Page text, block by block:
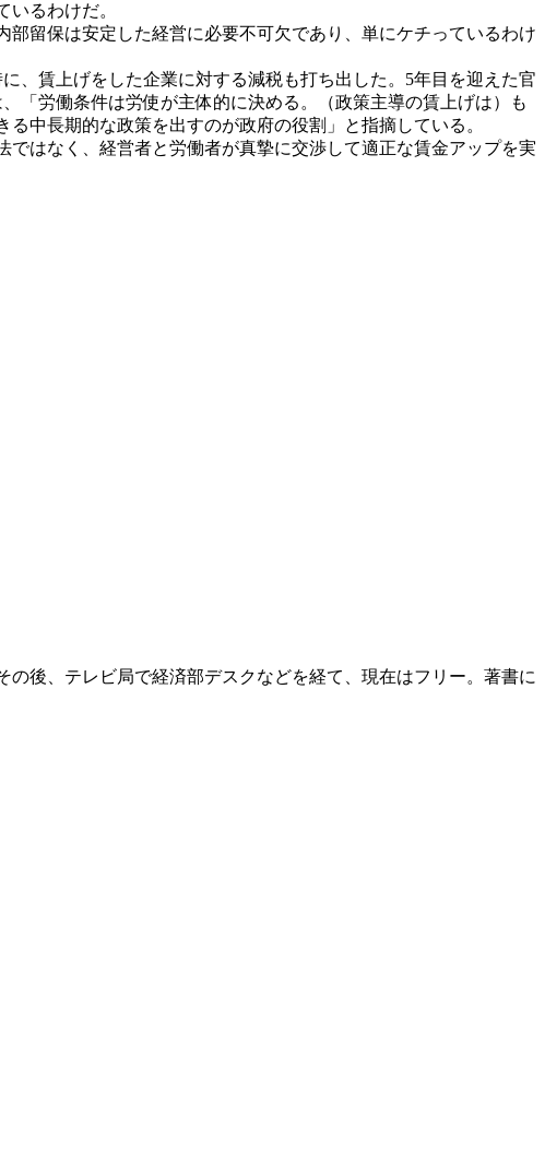
るわけだ。
留保は安定した経営に必要不可欠であり、単にケチっているわけ
、賃上げをした企業に対する減税も打ち出した。5年目を迎えた官
「労働条件は労使が主体的に決める。（政策主導の賃上げは）も
中長期的な政策を出すのが政府の役割」と指摘している。
はなく、経営者と労働者が真摯に交渉して適正な賃金アップを実
後、テレビ局で経済部デスクなどを経て、現在はフリー。著書に